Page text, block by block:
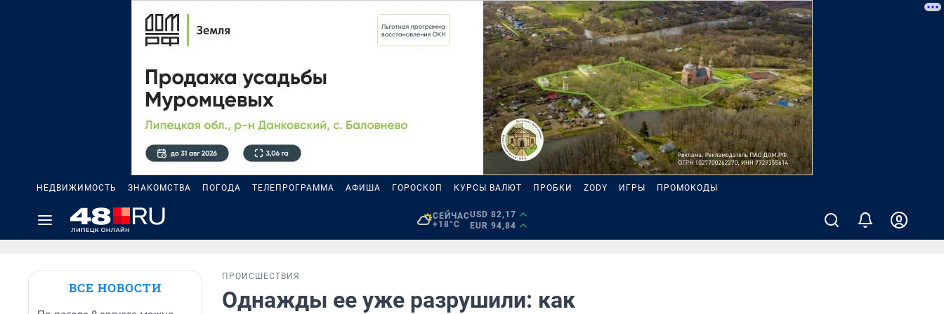
НЕДВИЖИМОСТЬ ЗНАКОМСТВА ПОГОДА ТЕЛЕПРОГРАММА АФИША ГОРОСКОП КУРСЫ ВАЛЮТ ПРОБКИ ZODY ИГРЫ ПРОМОКОДЫ
СЕЙЧАС
+18°C
USD 82,17
EUR 94,84
ВСЕ НОВОСТИ
ПРОИСШЕСТВИЯ
Однажды ее уже разрушили: как